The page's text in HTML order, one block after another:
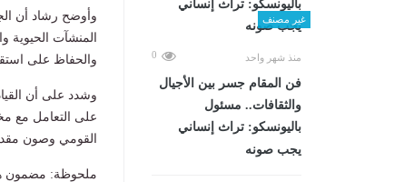
غير مصنف
منذ شهر واحد 0
فن المقام جسر بين الأجيال
والثقافات.. مسئول
باليونسكو: تراث إنساني
يجب صونه
وأوضح رشاد أن
المنشآت الحيوية
والحفاظ على
وشدد على أن
على التعامل مع
القومي وصون
ملحوظة: مضمون